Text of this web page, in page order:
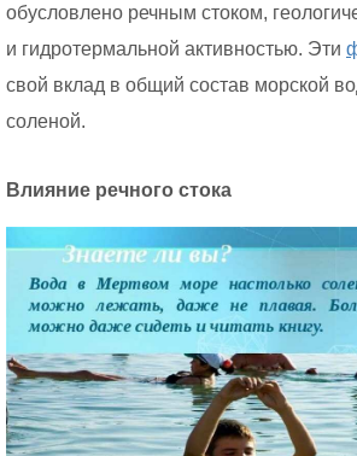
обусловлено речным стоком,
и гидротермальной активностью. Эти
свой вклад в общий состав морской
соленой.
Влияние речного стока